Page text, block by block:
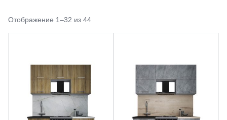
Отображение 1–32 из 44